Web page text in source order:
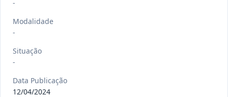
-
-
Modalidade
-
Situação
-
Data Publicação
12/04/2024